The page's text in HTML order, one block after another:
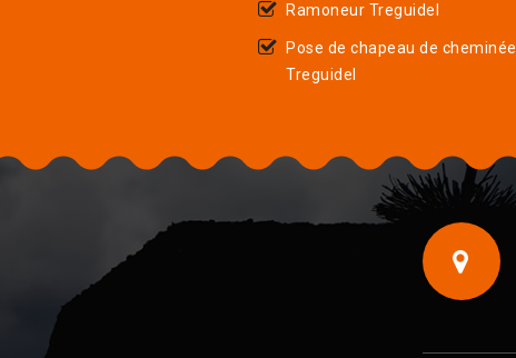
Ramoneur Treguidel
Pose de chapeau de cheminée
Treguidel